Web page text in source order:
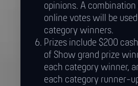
opinions. A combination
online votes will be
category winners.
Prizes include $200
of Show grand prize
each category winner,
each category runner-